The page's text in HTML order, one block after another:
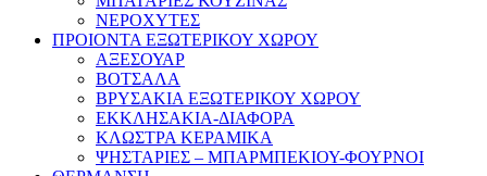
ΝΕΡΟΧΥΤΕΣ
ΠΡΟΙΟΝΤΑ ΕΞΩΤΕΡΙΚΟΥ ΧΩΡΟΥ
ΑΞΕΣΟΥΑΡ
ΒΟΤΣΑΛΑ
ΒΡΥΣΑΚΙΑ ΕΞΩΤΕΡΙΚΟΥ ΧΩΡΟΥ
ΕΚΚΛΗΣΑΚΙΑ-ΔΙΑΦΟΡΑ
ΚΛΩΣΤΡΑ ΚΕΡΑΜΙΚΑ
ΨΗΣΤΑΡΙΕΣ – ΜΠΑΡΜΠΕΚΙΟΥ-ΦΟΥΡΝΟΙ